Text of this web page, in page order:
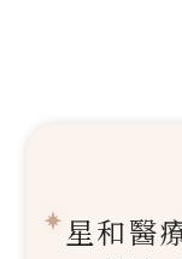
星和醫